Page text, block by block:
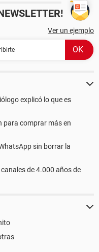
Ver un ejemplo
explicó lo que es
para comprar más en
sin borrar la
de 4.000 años de